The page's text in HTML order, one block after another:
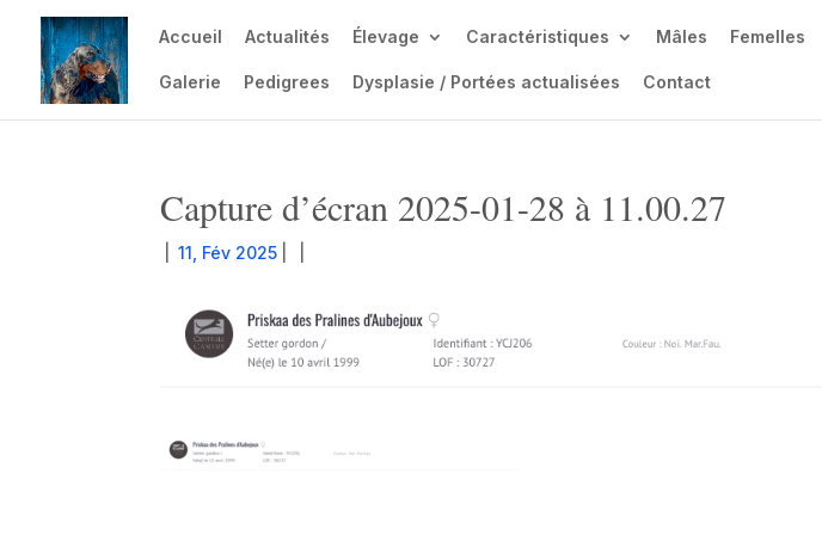
Accueil Actualités Élevage Caractéristiques Mâles Femelles
Galerie Pedigrees Dysplasie / Portées actualisées Contact
Capture d’écran 2025-01-28 à 11.00.27
11, Fév 2025